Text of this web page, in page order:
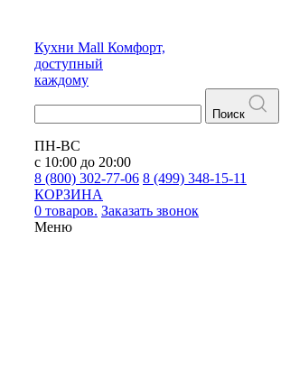
Кухни Mall Комфорт,
доступный
каждому
Поиск
ПН-ВС
с 10:00 до 20:00
8 (800) 302-77-06 8 (499) 348-15-11
КОРЗИНА
0 товаров. Заказать звонок
Меню